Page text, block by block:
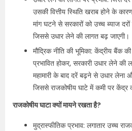
उसकी वित्तीय स्थिति खराब होने के
मांग घटने से सरकारों को उच्च ब्याज
जिससे उधार लेने की लागत बढ़ जाएगी।
मौद्रिक नीति की भूमिका: केंद्रीय बैंक
प्रभावित होकर, सरकारी उधार लेने की
महामारी के बाद दरें बढ़ने से उधार लेना
जिससे राजकोषीय घाटे में कमी पर केंद्र
राजकोषीय घाटा क्यों मायने रखता है?
मुद्रास्फीतिक प्रभाव: लगातार उच्च